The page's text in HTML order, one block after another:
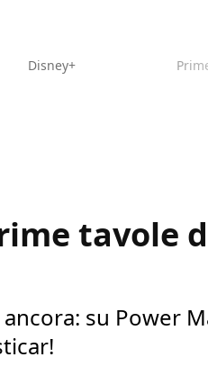
Disney+
tavole
su Power